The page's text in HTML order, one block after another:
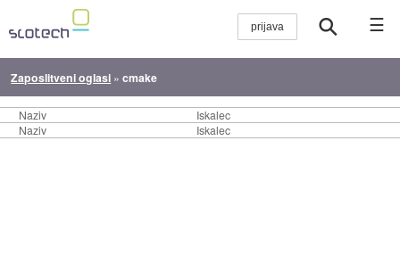
☰
Zaposlitveni oglasi »cmake
Naziv
Iskalec
Naziv
Iskalec